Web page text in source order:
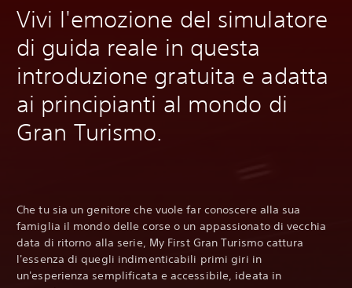
Vivi l'emozione del simulatore
di guida reale in questa
introduzione gratuita e adatta
ai principianti al mondo di
Gran Turismo.
Che tu sia un genitore che vuole far conoscere alla sua
famiglia il mondo delle corse o un appassionato di vecchia
data di ritorno alla serie, My First Gran Turismo cattura
l'essenza di quegli indimenticabili primi giri in
un'esperienza semplificata e accessibile, ideata in